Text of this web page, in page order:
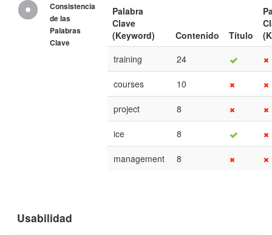
Consistencia
de las
Palabras
Clave
Palabra
Clave
(Keyword)
Contenido Título
training
24
courses 10
project 8
ice 8
management 8
Usabilidad